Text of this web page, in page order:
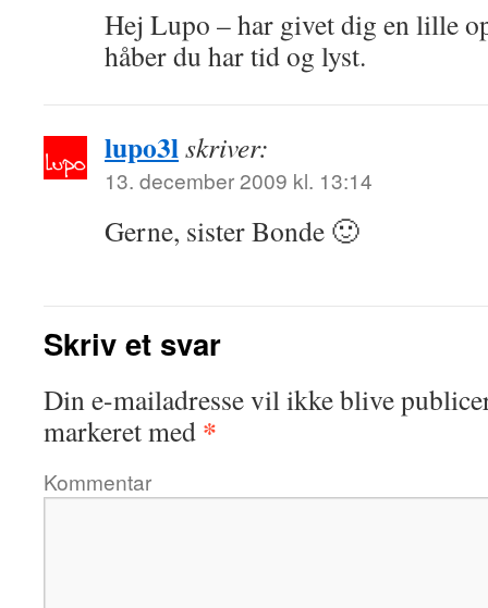
Hej Lupo – har givet dig en lille
håber du har tid og lyst.
lupo3lskriver:
13. december 2009 kl. 13:14
Gerne, sister Bonde 🙂
Skriv et svar
Din e-mailadresse vil ikke blive
markeret med *
Kommentar